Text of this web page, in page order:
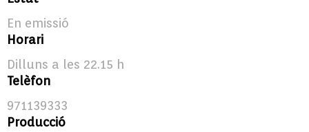
En emissió
Horari
Dilluns a les 22.15 h
Telèfon
971139333
Producció